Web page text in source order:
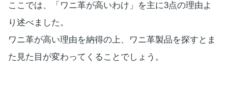
ここでは、「ワニ革が高いわけ」を主に3点の理由よ
り述べました。
ワニ革が高い理由を納得の上、ワニ革製品を探すとま
た見た目が変わってくることでしょう。